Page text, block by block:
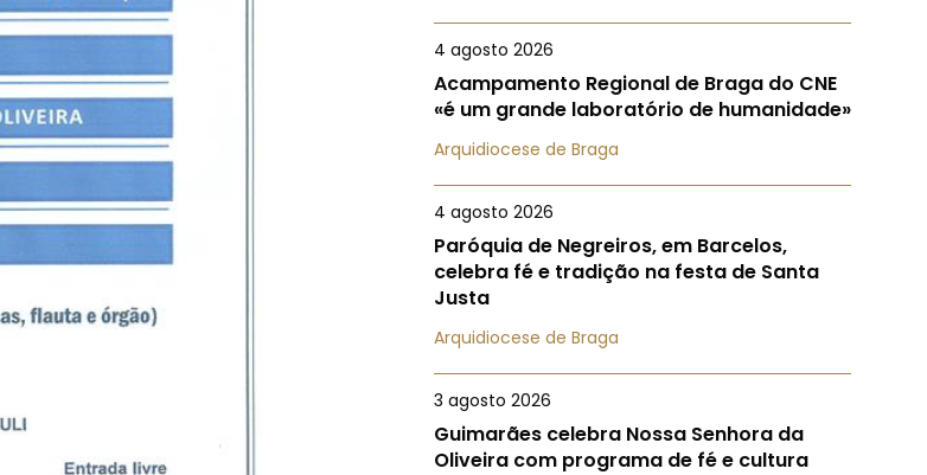
4 agosto 2026
Acampamento Regional de Braga do CNE
«é um grande laboratório de humanidade»
Arquidiocese de Braga
4 agosto 2026
Paróquia de Negreiros, em Barcelos,
celebra fé e tradição na festa de Santa
Justa
Arquidiocese de Braga
3 agosto 2026
Guimarães celebra Nossa Senhora da
Oliveira com programa de fé e cultura